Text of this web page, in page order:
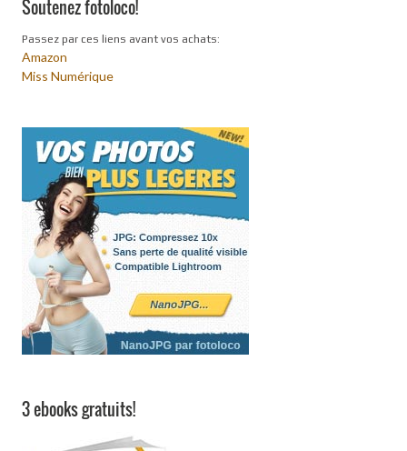
Soutenez fotoloco!
Passez par ces liens avant vos achats:
Amazon
Miss Numérique
3 ebooks gratuits!